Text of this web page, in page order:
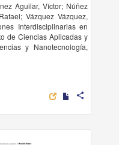
Aguilar, Víctor; Núñez
Vázquez Vázquez,
Interdisciplinarias en
de Ciencias Aplicadas y
y Nanotecnología,
share